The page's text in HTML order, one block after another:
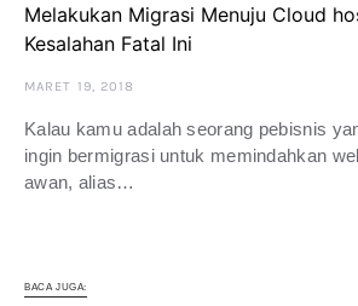
Melakukan Migrasi Menuju Cloud
Kesalahan Fatal Ini
MARET 19, 2018
Kalau kamu adalah seorang pebisnis
ingin bermigrasi untuk memindahkan
awan, alias…
BACA JUGA: